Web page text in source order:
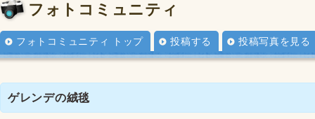
フォトコミュニティ
フォトコミュニティ トップ 投稿する 投稿写真を見る
ゲレンデの絨毯